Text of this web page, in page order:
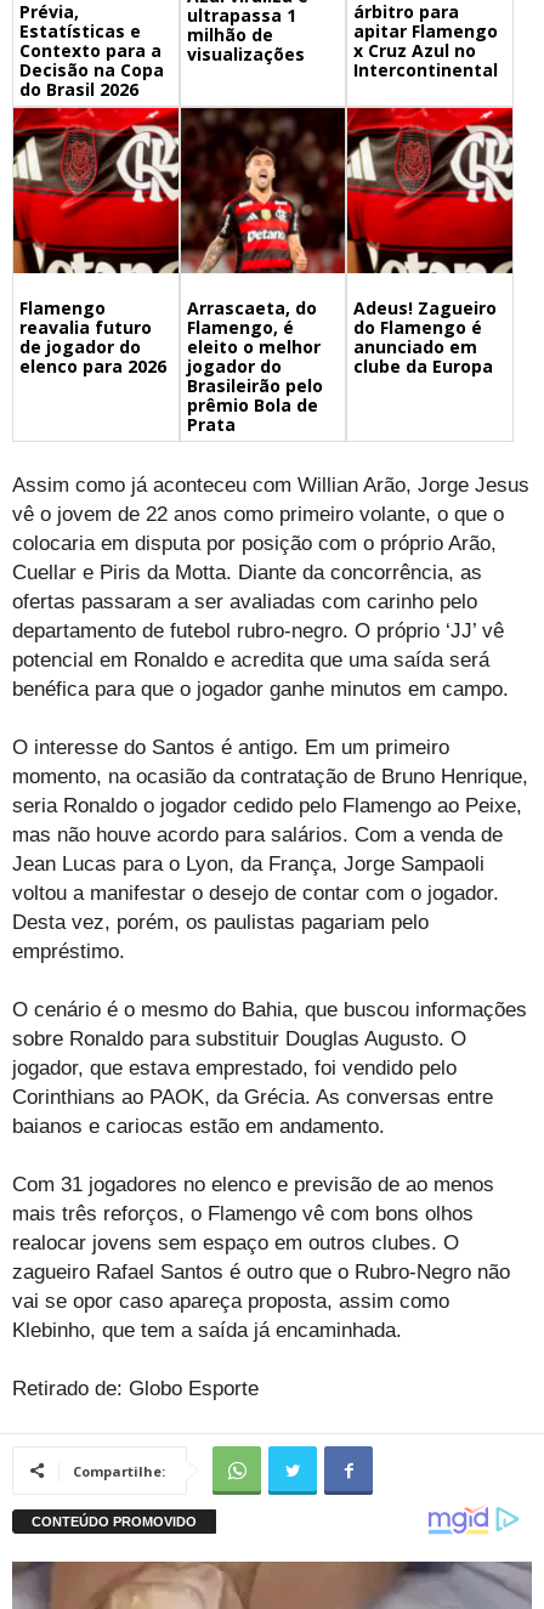
Prévia,
Estatísticas e
Contexto para a
Decisão na Copa
do Brasil 2026
ultrapassa 1
milhão de
visualizações
árbitro para
apitar Flamengo
x Cruz Azul no
Intercontinental
Flamengo
reavalia futuro
de jogador do
elenco para 2026
Arrascaeta, do
Flamengo, é
eleito o melhor
jogador do
Brasileirão pelo
prêmio Bola de
Prata
Adeus! Zagueiro
do Flamengo é
anunciado em
clube da Europa
Assim como já aconteceu com Willian Arão, Jorge Jesus
vê o jovem de 22 anos como primeiro volante, o que o
colocaria em disputa por posição com o próprio Arão,
Cuellar e Piris da Motta. Diante da concorrência, as
ofertas passaram a ser avaliadas com carinho pelo
departamento de futebol rubro-negro. O próprio ‘JJ’ vê
potencial em Ronaldo e acredita que uma saída será
benéfica para que o jogador ganhe minutos em campo.
O interesse do Santos é antigo. Em um primeiro
momento, na ocasião da contratação de Bruno Henrique,
seria Ronaldo o jogador cedido pelo Flamengo ao Peixe,
mas não houve acordo para salários. Com a venda de
Jean Lucas para o Lyon, da França, Jorge Sampaoli
voltou a manifestar o desejo de contar com o jogador.
Desta vez, porém, os paulistas pagariam pelo
empréstimo.
O cenário é o mesmo do Bahia, que buscou informações
sobre Ronaldo para substituir Douglas Augusto. O
jogador, que estava emprestado, foi vendido pelo
Corinthians ao PAOK, da Grécia. As conversas entre
baianos e cariocas estão em andamento.
Com 31 jogadores no elenco e previsão de ao menos
mais três reforços, o Flamengo vê com bons olhos
realocar jovens sem espaço em outros clubes. O
zagueiro Rafael Santos é outro que o Rubro-Negro não
vai se opor caso apareça proposta, assim como
Klebinho, que tem a saída já encaminhada.
Retirado de: Globo Esporte
Compartilhe: